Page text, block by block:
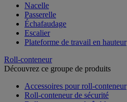
Nacelle
Passerelle
Échafaudage
Escalier
Plateforme de travail en hauteur
Roll-conteneur
Découvrez ce groupe de produits
Accessoires pour roll-conteneur
Roll-conteneur de sécurité